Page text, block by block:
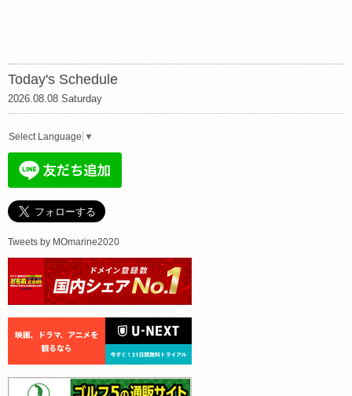
Today's Schedule
2026.08.08 Saturday
Select Language ▼
Tweets by MOmarine2020